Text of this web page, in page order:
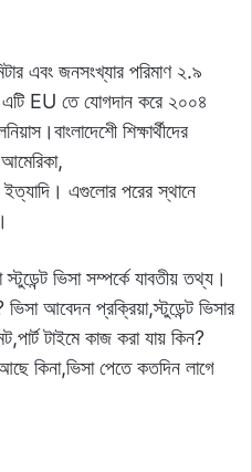
এবং জনসংখ্যার পরিমাণ ২.৯
EU তে যোগদান করে ২০০৪
শিক্ষার্থীদের
আমেরিকা,
ইত্যাদি। এগুলোর পরের স্থানে
ভিসা সম্পর্কে যাবতীয় তথ্য।
আবেদন প্রক্রিয়া,স্টুডেন্ট ভিসার
টাইমে কাজ করা যায় কিন?
কিনা,ভিসা পেতে কতদিন লাগে